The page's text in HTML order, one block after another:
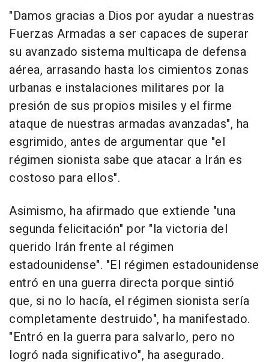
"Damos gracias a Dios por ayudar a nuestras
Fuerzas Armadas a ser capaces de superar
su avanzado sistema multicapa de defensa
aérea, arrasando hasta los cimientos zonas
urbanas e instalaciones militares por la
presión de sus propios misiles y el firme
ataque de nuestras armadas avanzadas", ha
esgrimido, antes de argumentar que "el
régimen sionista sabe que atacar a Irán es
costoso para ellos".
Asimismo, ha afirmado que extiende "una
segunda felicitación" por "la victoria del
querido Irán frente al régimen
estadounidense". "El régimen estadounidense
entró en una guerra directa porque sintió
que, si no lo hacía, el régimen sionista sería
completamente destruido", ha manifestado.
"Entró en la guerra para salvarlo, pero no
logró nada significativo", ha asegurado.